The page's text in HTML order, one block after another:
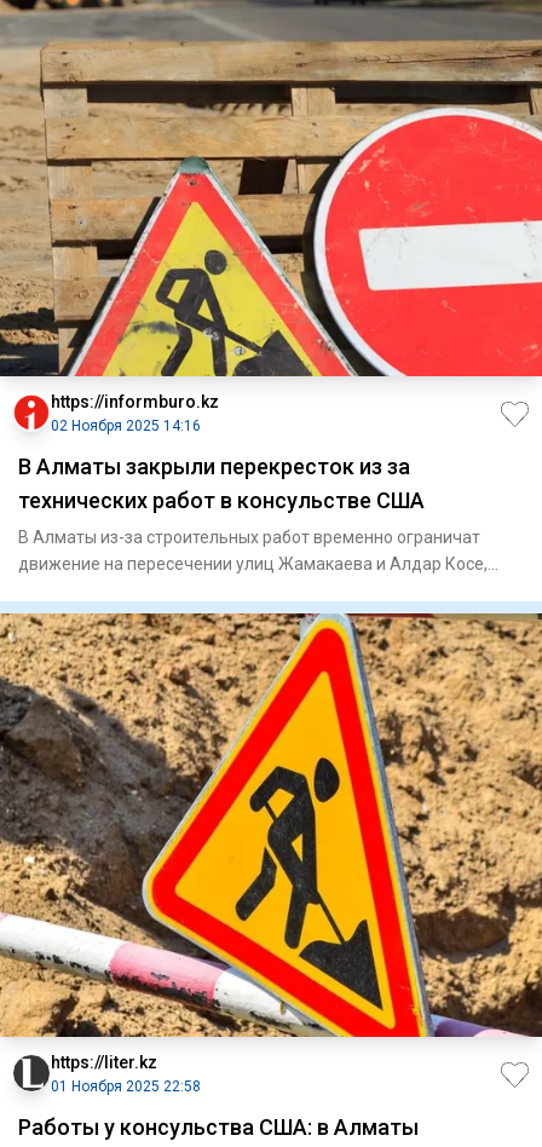
https://informburo.kz
02 Ноября 2025 14:16
В Алматы закрыли перекресток из за
технических работ в консульстве США
В Алматы из-за строительных работ временно ограничат
движение на пересечении улиц Жамакаева и Алдар Косе,
https://liter.kz
01 Ноября 2025 22:58
Работы у консульства США: в Алматы